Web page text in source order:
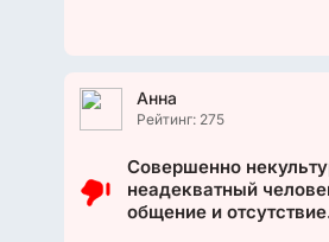
Анна
Рейтинг: 275
Совершенно
неадекватный
общение и отсутствие